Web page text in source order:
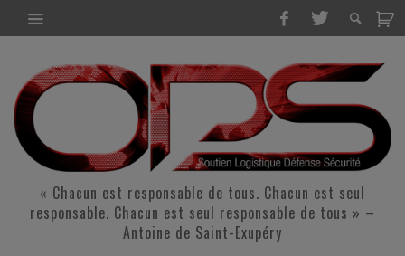
« Chacun est responsable de tous. Chacun est seul
responsable. Chacun est seul responsable de tous » –
Antoine de Saint-Exupéry